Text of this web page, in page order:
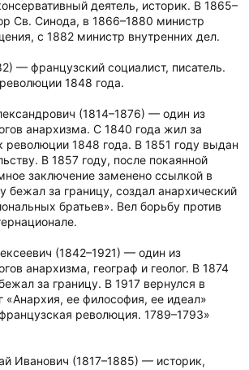
деятель, историк. В 1865–
Св. Синода, в 1866–1880 министр
с 1882 министр внутренних дел.
— французский социалист, писатель.
1848 года.
(1814–1876) — один из
анархизма. С 1840 года жил за
революции 1848 года. В 1851 году выдан
В 1857 году, после покаянной
заключение заменено ссылкой в
бежал за границу, создал анархический
братьев». Вел борьбу против
(1842–1921) — один из
анархизма, географ и геолог. В 1874
за границу. В 1917 вернулся в
«Анархия, ее философия, ее идеал»
революция. 1789–1793»
Иванович (1817–1885) — историк,